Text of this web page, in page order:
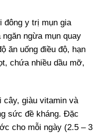
đông y trị mụn gia
ngừa mụn quay
ăn uống điều độ, hạn
chứa nhiều dầu mỡ,
cây, giàu vitamin và
sức đề kháng. Đặc
cho mỗi ngày (2.5 – 3